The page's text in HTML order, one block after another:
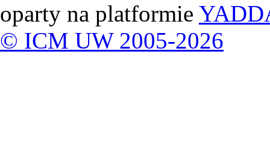
oparty na platformie
© ICM UW 2005-2026